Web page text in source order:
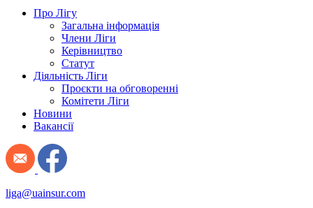
Про Лігу
Загальна інформація
Члени Ліги
Керівництво
Статут
Діяльність Ліги
Проєкти на обговоренні
Комітети Ліги
Новини
Вакансії
liga@uainsur.com